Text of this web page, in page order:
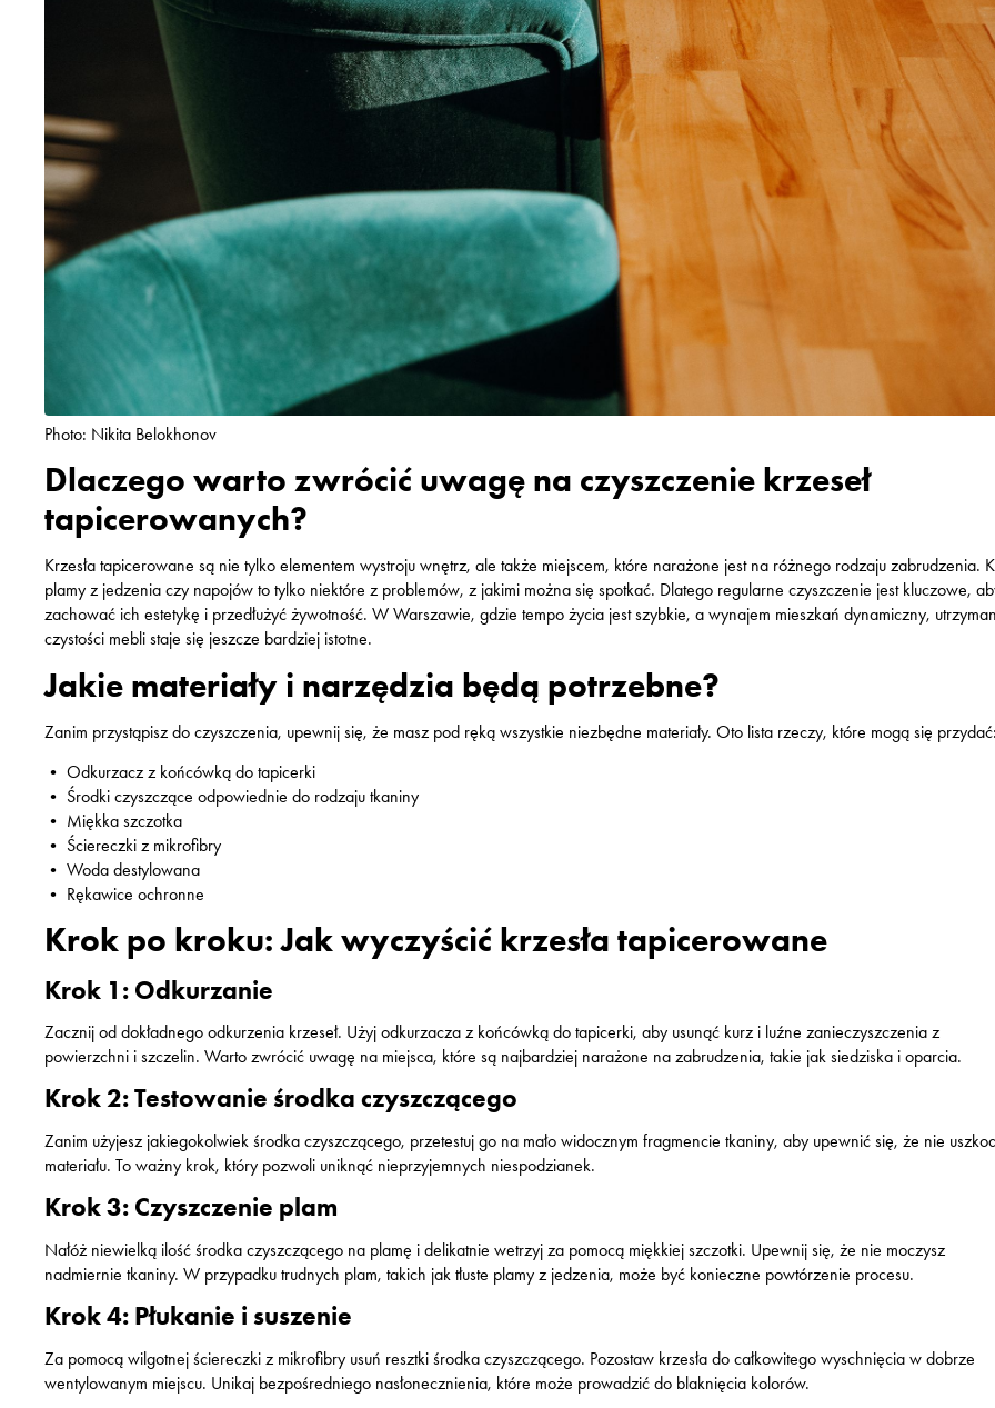
Photo: Nikita Belokhonov
Dlaczego warto zwrócić uwagę na czyszczenie krzeseł
tapicerowanych?
Krzesła tapicerowane są nie tylko elementem wystroju wnętrz, ale także miejscem, które narażone jest na różnego rodzaju zabrudzenia.
plamy z jedzenia czy napojów to tylko niektóre z problemów, z jakimi można się spotkać. Dlatego regularne czyszczenie jest kluczowe,
zachować ich estetykę i przedłużyć żywotność. W Warszawie, gdzie tempo życia jest szybkie, a wynajem mieszkań dynamiczny,
czystości mebli staje się jeszcze bardziej istotne.
Jakie materiały i narzędzia będą potrzebne?
Zanim przystąpisz do czyszczenia, upewnij się, że masz pod ręką wszystkie niezbędne materiały. Oto lista rzeczy, które mogą się
• Odkurzacz z końcówką do tapicerki
• Środki czyszczące odpowiednie do rodzaju tkaniny
• Miękka szczotka
• Ściereczki z mikrofibry
• Woda destylowana
• Rękawice ochronne
Krok po kroku: Jak wyczyścić krzesła tapicerowane
Krok 1: Odkurzanie
Zacznij od dokładnego odkurzenia krzeseł. Użyj odkurzacza z końcówką do tapicerki, aby usunąć kurz i luźne zanieczyszczenia z
powierzchni i szczelin. Warto zwrócić uwagę na miejsca, które są najbardziej narażone na zabrudzenia, takie jak siedziska i oparcia.
Krok 2: Testowanie środka czyszczącego
Zanim użyjesz jakiegokolwiek środka czyszczącego, przetestuj go na mało widocznym fragmencie tkaniny, aby upewnić się, że nie
materiału. To ważny krok, który pozwoli uniknąć nieprzyjemnych niespodzianek.
Krok 3: Czyszczenie plam
Nałóż niewielką ilość środka czyszczącego na plamę i delikatnie wetrzyj za pomocą miękkiej szczotki. Upewnij się, że nie moczysz
nadmiernie tkaniny. W przypadku trudnych plam, takich jak tłuste plamy z jedzenia, może być konieczne powtórzenie procesu.
Krok 4: Płukanie i suszenie
Za pomocą wilgotnej ściereczki z mikrofibry usuń resztki środka czyszczącego. Pozostaw krzesła do całkowitego wyschnięcia w dobrze
wentylowanym miejscu. Unikaj bezpośredniego nasłonecznienia, które może prowadzić do blaknięcia kolorów.